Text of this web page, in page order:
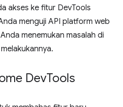
akses ke fitur DevTools
menguji API platform web
menemukan masalah di
DevTools